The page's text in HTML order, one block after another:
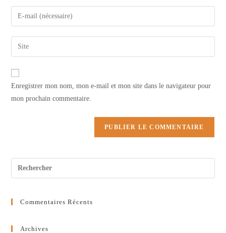
name
comment
Enter
your
email
address
comment
Saisir
l’URL
de
Enregistrer mon nom, mon e-mail et mon site dans le navigateur pour
mon prochain commentaire.
Commentaires Récents
Archives